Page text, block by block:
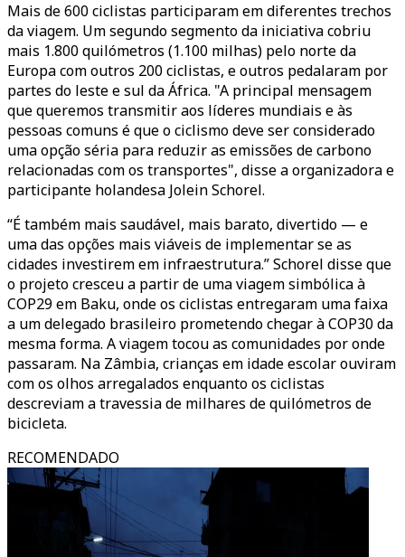
Mais de 600 ciclistas participaram em diferentes trechos
da viagem. Um segundo segmento da iniciativa cobriu
mais 1.800 quilómetros (1.100 milhas) pelo norte da
Europa com outros 200 ciclistas, e outros pedalaram por
partes do leste e sul da África. "A principal mensagem
que queremos transmitir aos líderes mundiais e às
pessoas comuns é que o ciclismo deve ser considerado
uma opção séria para reduzir as emissões de carbono
relacionadas com os transportes", disse a organizadora e
participante holandesa Jolein Schorel.
“É também mais saudável, mais barato, divertido — e
uma das opções mais viáveis de implementar se as
cidades investirem em infraestrutura.” Schorel disse que
o projeto cresceu a partir de uma viagem simbólica à
COP29 em Baku, onde os ciclistas entregaram uma faixa
a um delegado brasileiro prometendo chegar à COP30 da
mesma forma. A viagem tocou as comunidades por onde
passaram. Na Zâmbia, crianças em idade escolar ouviram
com os olhos arregalados enquanto os ciclistas
descreviam a travessia de milhares de quilómetros de
bicicleta.
RECOMENDADO